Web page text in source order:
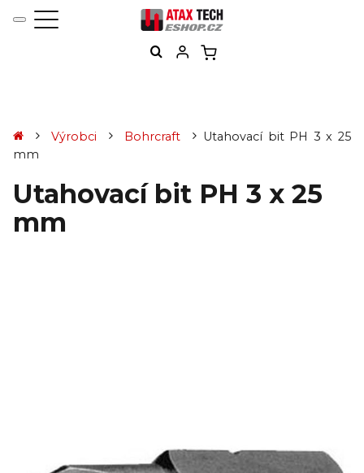
Výrobci Bohrcraft
Utahovací bit PH 3 x 25
mm
Utahovací bit PH 3 x 25
mm